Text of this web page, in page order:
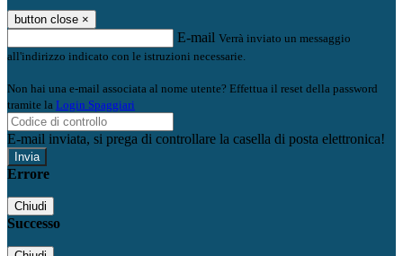
button close ×
E-mail Verrà inviato un messaggio
all'indirizzo indicato con le istruzioni necessarie.
Non hai una e-mail associata al nome utente? Effettua il reset della password
tramite la Login Spaggiari
E-mail inviata, si prega di controllare la casella di posta elettronica!
Errore
Chiudi
Successo